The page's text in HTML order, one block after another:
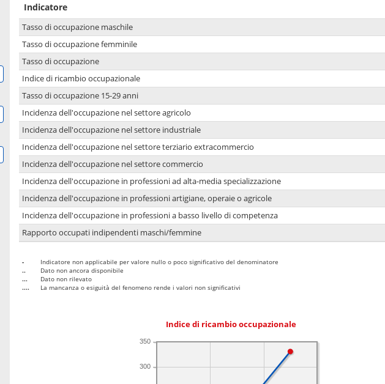
Indicatore
Tasso di occupazione maschile
Tasso di occupazione femminile
Tasso di occupazione
Indice di ricambio occupazionale
Tasso di occupazione 15-29 anni
Incidenza dell'occupazione nel settore agricolo
Incidenza dell'occupazione nel settore industriale
Incidenza dell'occupazione nel settore terziario extracommercio
Incidenza dell'occupazione nel settore commercio
Incidenza dell'occupazione in professioni ad alta-media specializzazione
Incidenza dell'occupazione in professioni artigiane, operaie o agricole
Incidenza dell'occupazione in professioni a basso livello di competenza
Rapporto occupati indipendenti maschi/femmine
-
Indicatore non applicabile per valore nullo o poco significativo del denominatore
..
Dato non ancora disponibile
...
Dato non rilevato
....
La mancanza o esiguità del fenomeno rende i valori non significativi
Indice di ricambio occupazionale
300
350